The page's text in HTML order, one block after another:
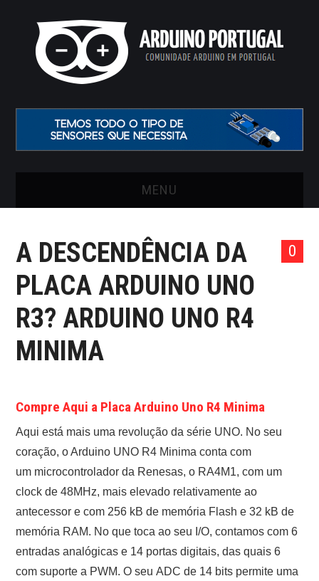
MENU
ARTIGOS
VIDEOS
ARDUINO
CONTACTOS
0
A DESCENDÊNCIA DA
PLACA ARDUINO UNO
R3? ARDUINO UNO R4
MINIMA
Compre Aqui a Placa Arduino Uno R4 Minima
Aqui está mais uma revolução da série UNO. No seu
coração, o Arduino UNO R4 Minima conta com
um microcontrolador da Renesas, o RA4M1, com um
clock de 48MHz, mais elevado relativamente ao
antecessor e com 256 kB de memória Flash e 32 kB de
memória RAM. No que toca ao seu I/O, contamos com 6
entradas analógicas e 14 portas digitais, das quais 6
com suporte a PWM. O seu ADC de 14 bits permite uma